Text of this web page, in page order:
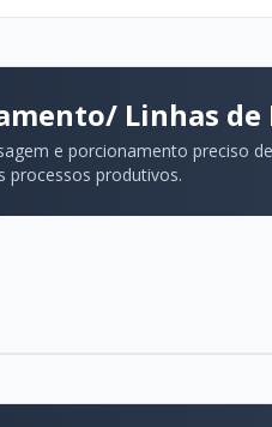
Linhas de
e porcionamento preciso
processos produtivos.